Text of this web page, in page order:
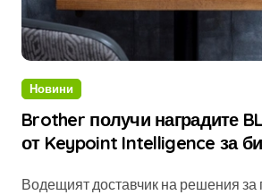
Новини
Brother получи наградите
от Keypoint Intelligence за
Водещият доставчик на решения за печат и сканиране